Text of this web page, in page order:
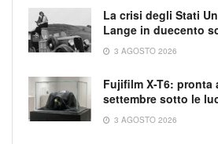
La crisi degli Stati
Lange in duecento
3 AGOSTO 2026
Fujifilm X-T6: pronta
settembre sotto le
3 AGOSTO 2026